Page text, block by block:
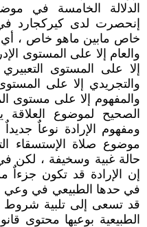
الدلالة الخامسة في
إنحصرت لدى كيركجارد
خاص مابين ماهو خاص ، أي
والعام إلا على المستوى
إلا على المستوى التعبيري
والتجريدي إلا على
والمفهوم إلا على مستوى
الصحيح لموضوع
ومفهوم الإرادة نوعاٌ
موضوع صلاة الإستسقاء
حالة غبية وسخيفة ، لكن في
إن الإرادة قد تكون جزءاٌ
في حدها الطبيعي في وعي
قد تسعى إلى تلبية شروط
الطبيعية بوعيها محتوى